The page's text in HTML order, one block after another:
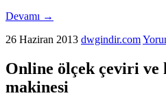
Devamı →
26 Haziran 2013 dwgindir.com
Online ölçek çeviri ve
makinesi